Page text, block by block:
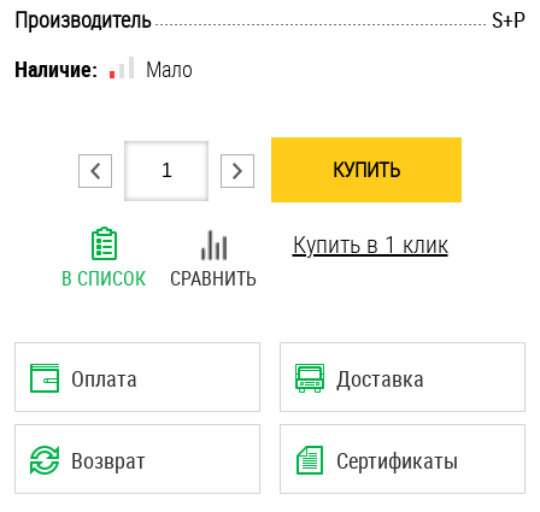
Шплинты
Штифты и пальцы
Производитель
S+P
Наличие:
Мало
КУПИТЬ
В СПИСОК СРАВНИТЬ
Купить в 1 клик
Оплата Доставка
Возврат Сертификаты